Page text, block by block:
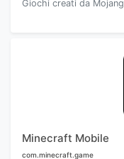
Giochi creati da Mojang
Minecraft Mobile
com.minecraft.game